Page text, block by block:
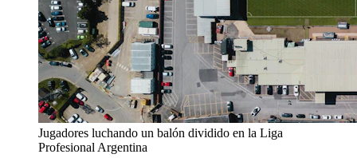
Jugadores luchando un balón dividido en la Liga
Profesional Argentina